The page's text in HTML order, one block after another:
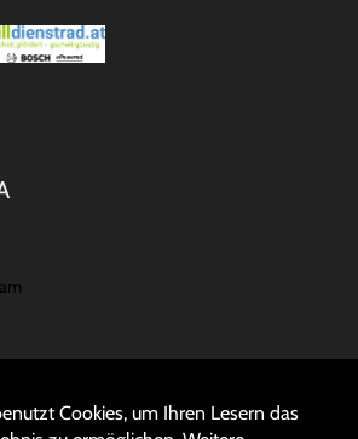
Cookies, um Ihren Lesern das
Auftrag widerrufen